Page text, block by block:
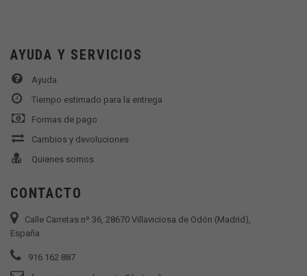
AYUDA Y SERVICIOS
Ayuda
Tiempo estimado para la entrega
Formas de pago
Cambios y devoluciones
Quienes somos
CONTACTO
Calle Carretas nº 36, 28670 Villaviciosa de Odón (Madrid),
España
916 162 887